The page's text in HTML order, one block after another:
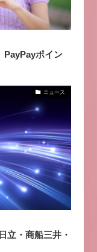
ポイン
ニュース
立・商船三井・